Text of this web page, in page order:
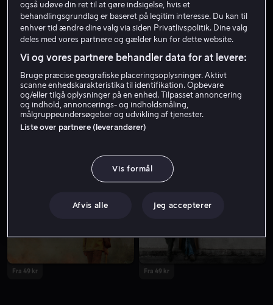
Potsy Ponciroli
Fra 49 kr
Fra 49 kr Fra 49 kr
også udøve din ret til at gøre indsigelse, hvis et
behandlingsgrundlag er baseret på legitim interesse. Du kan til
enhver tid ændre dine valg via siden Privatlivspolitik. Dine valg
deles med vores partnere og gælder kun for dette website.
Vi og vores partnere behandler data for at levere:
Bruge præcise geografiske placeringsoplysninger. Aktivt
scanne enhedskarakteristika til identifikation. Opbevare
og/eller tilgå oplysninger på en enhed. Tilpasset annoncering
og indhold, annoncerings- og indholdsmåling,
målgruppeundersøgelser og udvikling af tjenester.
Liste over partnere (leverandører)
Vis formål
Afvis alle Jeg accepterer